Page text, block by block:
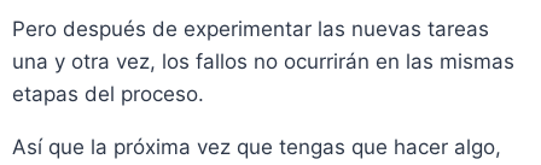
Pero después de experimentar las nuevas tareas
una y otra vez, los fallos no ocurrirán en las mismas
etapas del proceso.
Así que la próxima vez que tengas que hacer algo,